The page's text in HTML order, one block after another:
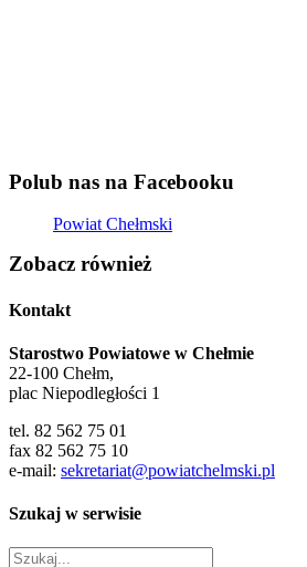
Polub nas na Facebooku
Powiat Chełmski
Zobacz również
Kontakt
Starostwo Powiatowe w Chełmie
22-100 Chełm,
plac Niepodległości 1
tel. 82 562 75 01
fax 82 562 75 10
e-mail: sekretariat@powiatchelmski.pl
Szukaj w serwisie
Szukaj